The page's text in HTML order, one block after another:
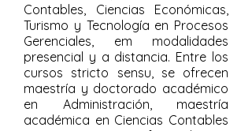
Contables, Ciencias Económicas,
Turismo y Tecnología en Procesos
Gerenciales, em modalidades
presencial y a distancia. Entre los
cursos stricto sensu, se ofrecen
maestría y doctorado académico
en Administración, maestría
académica en Ciencias Contables